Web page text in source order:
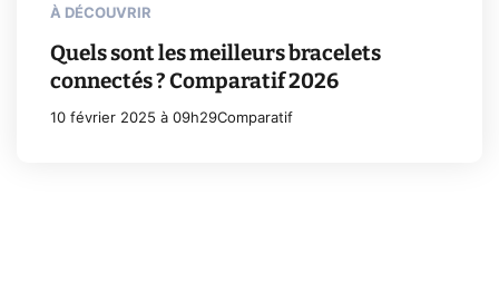
À DÉCOUVRIR
Quels sont les meilleurs bracelets
connectés ? Comparatif 2026
10 février 2025 à 09h29Comparatif